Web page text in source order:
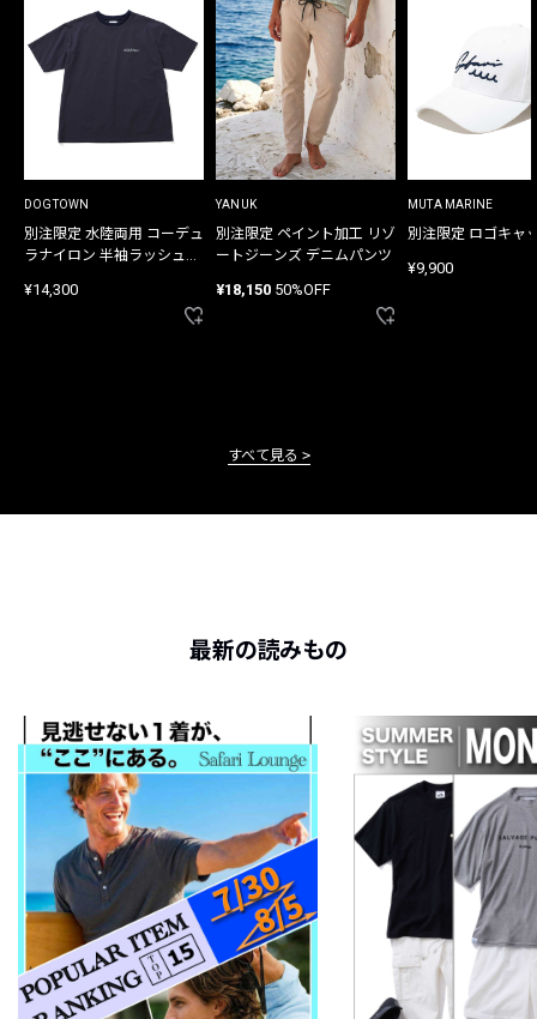
DOGTOWN
別注限定 水陸両用 コーデュ
ラナイロン 半袖ラッシュガ
¥14,300
YANUK
別注限定 ペイント加工 リゾ
ートジーンズ デニムパンツ
¥18,150 50%OFF
MUTA MARINE
別注限定 ロゴキャ
¥9,900
すべて見る
最新の読みもの